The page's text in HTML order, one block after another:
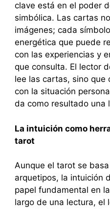
clave está en el poder
simbólica. Las cartas
imágenes; cada
energética que puede
con las experiencias y
que consulta. El lector
lee las cartas, sino que
con la situación
da como resultado una
La intuición como
tarot
Aunque el tarot se
arquetipos, la intuición
papel fundamental en
largo de una lectura, el